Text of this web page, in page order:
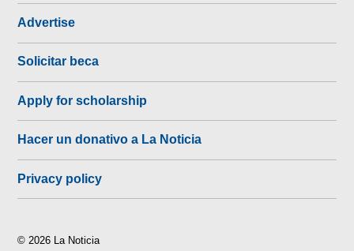
Advertise
Solicitar beca
Apply for scholarship
Hacer un donativo a La Noticia
Privacy policy
© 2026 La Noticia